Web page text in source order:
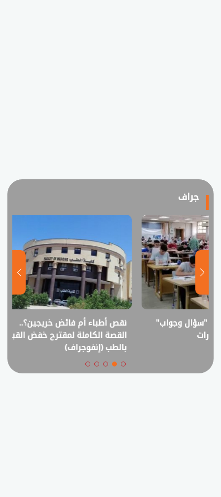
جراف
نقص أطباء أم فائض خريجين؟..
القصة الكاملة لمقترح خفض القبول
انفوجراف..
في امتحانات